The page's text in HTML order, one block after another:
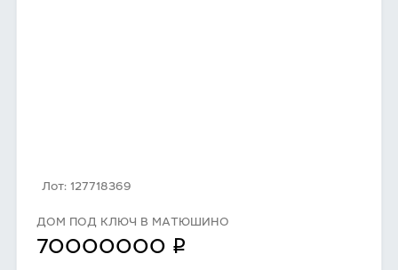
Лот: 127718369
ДОМ ПОД КЛЮЧ В МАТЮШИНО
70000000 q